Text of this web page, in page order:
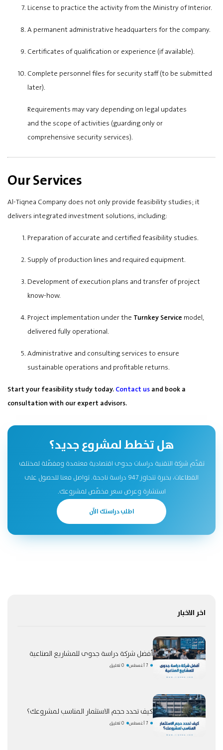
License to practice the activity from the Ministry of Interior.
A permanent administrative headquarters for the company.
Certificates of qualification or experience (if available).
Complete personnel files for security staff (to be submitted
later).
Requirements may vary depending on legal updates
and the scope of activities (guarding only or
comprehensive security services).
Our Services
Al-Tiqnea Company does not only provide feasibility studies; it
delivers integrated investment solutions, including:
Preparation of accurate and certified feasibility studies.
Supply of production lines and required equipment.
Development of execution plans and transfer of project
know-how.
Project implementation under the Turnkey Service model,
delivered fully operational.
Administrative and consulting services to ensure
sustainable operations and profitable returns.
Start your feasibility study today.Contact usand book a
consultation with our expert advisors.
هل تخطط لمشروع جديد؟
تقدّم شركة التقنية دراسات جدوى اقتصادية معتمدة ومفصّلة لمختلف
القطاعات، بخبرة تتجاوز 947 دراسة ناجحة. تواصل معنا للحصول على
استشارة وعرض سعر مخصّص لمشروعك.
اطلب دراستك الآن
اخر الاخبار
أفضل شركة دراسة جدوى للمشاريع الصناعية
7 أغسطس 0 تعليق
كيف تحدد حجم الاستثمار المناسب لمشروعك؟
7 أغسطس 0 تعليق